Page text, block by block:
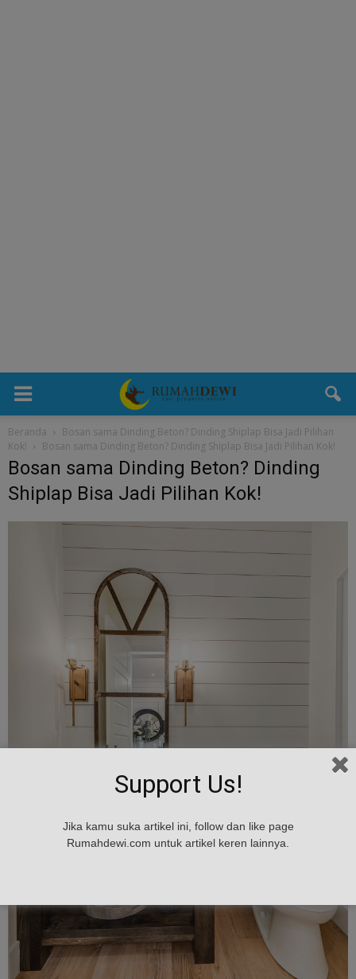
Beranda
Bosan sama Dinding Beton? Dinding Shiplap Bisa Jadi Pilihan
Kok!
Bosan sama Dinding Beton? Dinding Shiplap Bisa Jadi Pilihan Kok!
Bosan sama Dinding Beton? Dinding
Shiplap Bisa Jadi Pilihan Kok!
Support Us!
Jika kamu suka artikel ini, follow dan like page
Rumahdewi.com untuk artikel keren lainnya.